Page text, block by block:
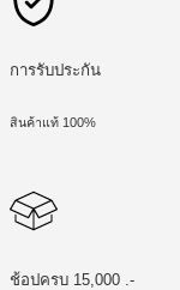
การรับประกัน
สินค้าแท้ 100%
ช้อปครบ 15,000 .-